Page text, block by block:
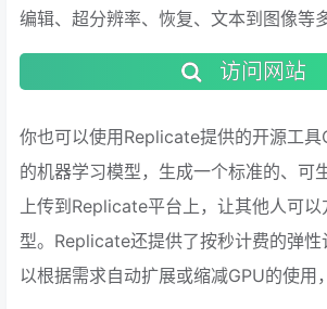
编辑、超分辨率、恢复、文本到图像等
访问网站
你也可以使用Replicate提供的开源工
的机器学习模型，生成一个标准的、可
上传到Replicate平台上，让其他人可
型。Replicate还提供了按秒计费的弹
以根据需求自动扩展或缩减GPU的使用